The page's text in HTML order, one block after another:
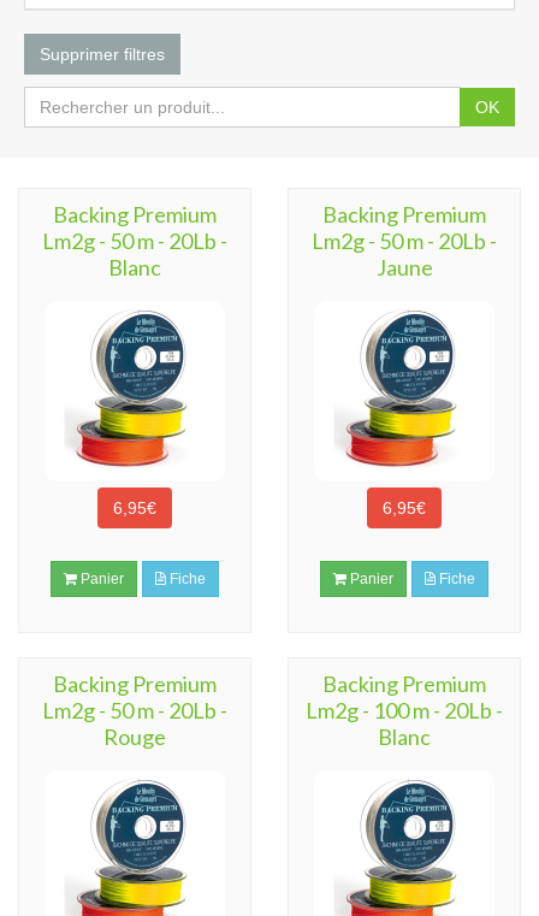
Supprimer filtres
OK
Backing Premium
Lm2g - 50 m - 20Lb -
Blanc
6,95€
Panier Fiche
Backing Premium
Lm2g - 50 m - 20Lb -
Jaune
6,95€
Panier Fiche
Backing Premium
Lm2g - 50 m - 20Lb -
Rouge
Backing Premium
Lm2g - 100 m - 20Lb -
Blanc